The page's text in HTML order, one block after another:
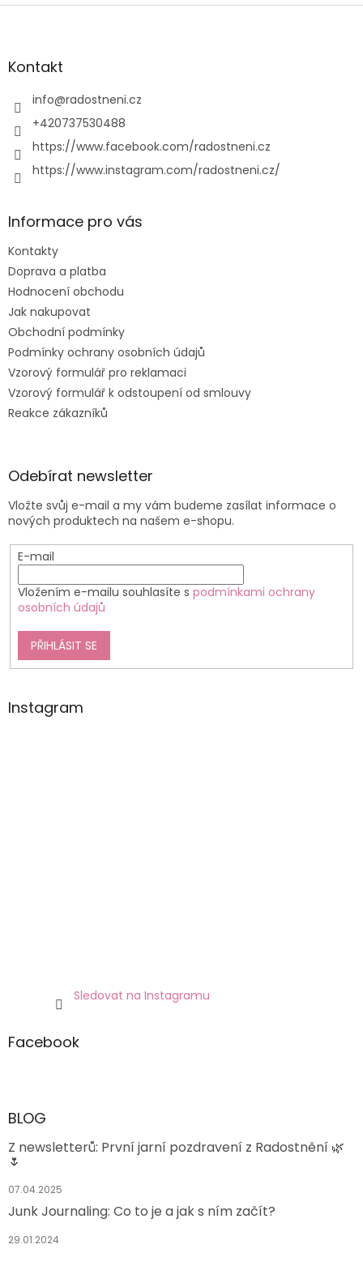
Z
aKontakt
info@radostneni.cz
+420737530488
https://www.facebook.com/radostneni.cz
https://www.instagram.com/radostneni.cz/
Informace pro vás
Kontakty
Doprava a platba
Hodnocení obchodu
Jak nakupovat
Obchodní podmínky
Podmínky ochrany osobních údajů
Vzorový formulář pro reklamaci
Vzorový formulář k odstoupení od smlouvy
Reakce zákazníků
Odebírat newsletter
Vložte svůj e-mail a my vám budeme zasílat informace o
nových produktech na našem e-shopu.
E-mail
Vložením e-mailu souhlasíte s podmínkami ochrany
osobních údajů
PŘIHLÁSIT SE
Instagram
Sledovat na Instagramu
Facebook
BLOG
Z newsletterů: První jarní pozdravení z Radostnění 🌿
🌷
07.04.2025
Junk Journaling: Co to je a jak s ním začít?
29.01.2024